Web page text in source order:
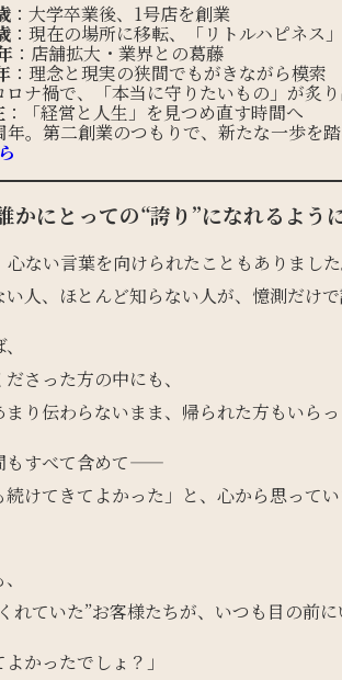
：大学卒業後、1号店を創業
：現在の場所に移転、「リトルハピネス
：店舗拡大・業界との葛藤
：理念と現実の狭間でもがきながら模索
ロナ禍で、「本当に守りたいもの」が炙
：「経営と人生」を見つめ直す時間へ
年。第二創業のつもりで、新たな一歩を
にとっての“誇り”になれるよう
ない言葉を向けられたこともありました
人、ほとんど知らない人が、憶測だけで
さった方の中にも、
り伝わらないまま、帰られた方もいらっ
もすべて含めて——
けてきてよかった」と、心から思ってい
れていた”お客様たちが、いつも目の前に
かったでしょ？」